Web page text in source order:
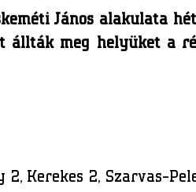
János alakulata
állták meg helyüket a
2, Kerekes 2, Szarvas-